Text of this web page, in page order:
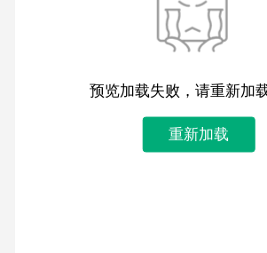
预览加载失败，请重新加
重新加载